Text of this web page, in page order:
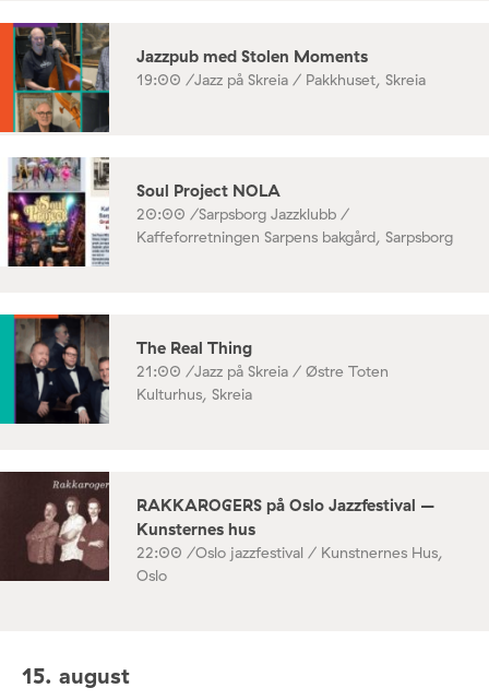
Jazzpub med Stolen Moments
19:00 /Jazz på Skreia / Pakkhuset, Skreia
Soul Project NOLA
20:00 /Sarpsborg Jazzklubb /
Kaffeforretningen Sarpens bakgård, Sarpsborg
The Real Thing
21:00 /Jazz på Skreia / Østre Toten
Kulturhus, Skreia
RAKKAROGERS på Oslo Jazzfestival –
Kunsternes hus
22:00 /Oslo jazzfestival / Kunstnernes Hus,
Oslo
15. august